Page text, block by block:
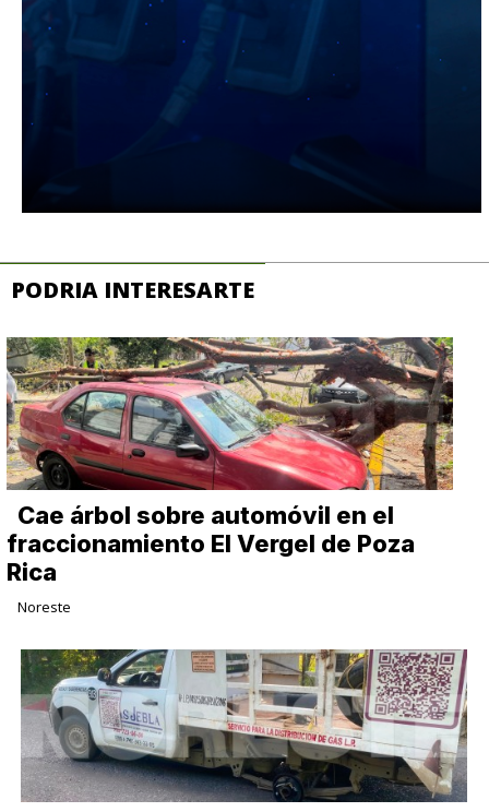
PODRIA INTERESARTE
Cae árbol sobre automóvil en el
fraccionamiento El Vergel de Poza
Rica
Noreste